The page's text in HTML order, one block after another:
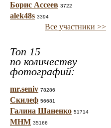
Борис Ассеев 3722
alek48s 3394
Все участники >>
Топ 15
по количеству
фотографий:
mr.seniv 78286
Скилеф 56681
Галина Шаненко 51714
МНМ 35166